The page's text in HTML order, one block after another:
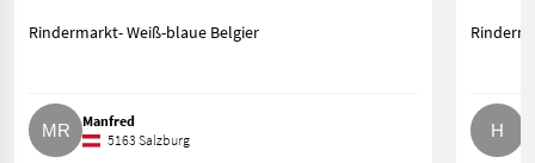
Rindermarkt- Weiß-blaue Belgier
Manfred
5163 Salzburg